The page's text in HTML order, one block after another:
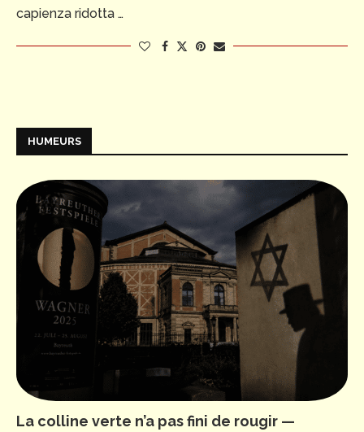
capienza ridotta …
HUMEURS
La colline verte n’a pas fini de rougir —